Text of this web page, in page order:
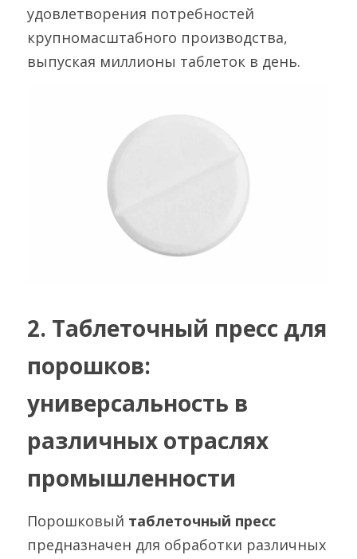
удовлетворения потребностей
крупномасштабного производства,
выпуская миллионы таблеток в день.
2. Таблеточный пресс для
порошков:
универсальность в
различных отраслях
промышленности
Порошковый
предназначен для обработки различных